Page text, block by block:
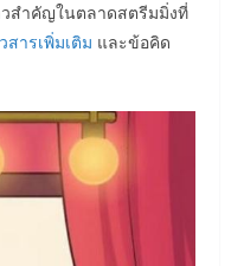
วสำคัญในตลาดสตรีมมิ่งที่
สารเพิ่มเติม และข้อคิด